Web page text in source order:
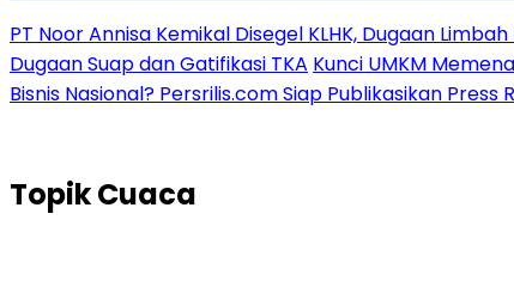
PT Noor Annisa Kemikal Disegel KLHK, Dugaan
Dugaan Suap dan Gatifikasi TKA Kunci UMKM
Bisnis Nasional? Persrilis.com Siap Publikasikan Press
TopikCuaca